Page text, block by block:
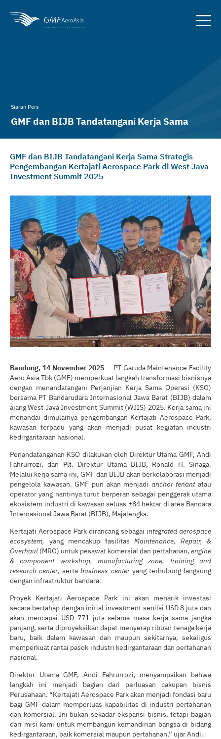
Siaran Pers
GMF dan BIJB Tandatangani Kerja Sama
GMF dan BIJB Tandatangani Kerja Sama Strategis
Pengembangan Kertajati Aerospace Park di West Java
Investment Summit 2025
Bandung, 14 November 2025 — PT Garuda Maintenance Facility
Aero Asia Tbk (GMF) memperkuat langkah transformasi bisnisnya
dengan menandatangani Perjanjian Kerja Sama Operasi (KSO)
bersama PT Bandarudara Internasional Jawa Barat (BIJB) dalam
ajang West Java Investment Summit (WJIS) 2025. Kerja sama ini
menandai dimulainya pengembangan Kertajati Aerospace Park,
kawasan terpadu yang akan menjadi pusat kegiatan industri
kedirgantaraan nasional.
Penandatanganan KSO dilakukan oleh Direktur Utama GMF, Andi
Fahrurrozi, dan Plt. Direktur Utama BIJB, Ronald H. Sinaga.
Melalui kerja sama ini, GMF dan BIJB akan berkolaborasi menjadi
pengelola kawasan. GMF pun akan menjadi anchor tenantatau
operator yang nantinya turut berperan sebagai penggerak utama
ekosistem industri di kawasan seluas ±84 hektar di area Bandara
Internasional Jawa Barat (BIJB), Majalengka.
Kertajati Aerospace Park dirancang sebagai integrated aerospace
ecosystem,
yang mencakup fasilitas Maintenance, Repair, &
Overhaul (MRO) untuk pesawat komersial dan pertahanan, engine
& component workshop, manufacturing zone, training and
research center, sertabusiness centeryang terhubung langsung
dengan infrastruktur bandara.
Proyek Kertajati Aerospace Park ini akan menarik investasi
secara bertahap dengan initial investment senilai USD 8 juta dan
akan mencapai USD 771 juta selama masa kerja sama jangka
panjang, serta diproyeksikan dapat menyerap ribuan tenaga kerja
baru, baik dalam kawasan dan maupun sekitarnya, sekaligus
memperkuat rantai pasok industri kedirgantaraan dan pertahanan
nasional.
Direktur Utama GMF, Andi Fahrurrozi, menyampaikan bahwa
langkah ini menjadi bagian dari perluasan cakupan bisnis
Perusahaan. “Kertajati Aerospace Park akan menjadi fondasi baru
bagi GMF dalam memperluas kapabilitas di industri pertahanan
dan komersial. Ini bukan sekadar ekspansi bisnis, tetapi bagian
dari misi kami untuk membangun kemandirian bangsa di bidang
kedirgantaraan, baik komersial maupun pertahanan,” ujar Andi.